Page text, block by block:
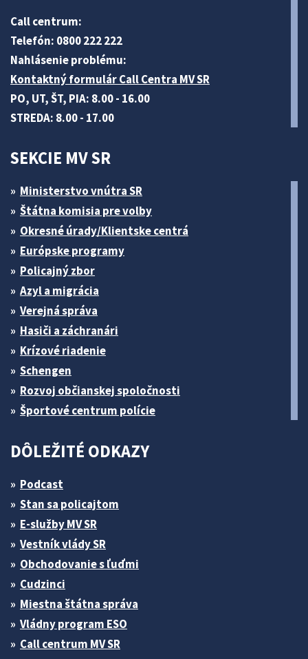
Call centrum:
Telefón: 0800 222 222
Nahlásenie problému:
Kontaktný formulár Call Centra MV SR
PO, UT, ŠT, PIA: 8.00 - 16.00
STREDA: 8.00 - 17.00
SEKCIE MV SR
Ministerstvo vnútra SR
Štátna komisia pre volby
Okresné úrady/Klientske centrá
Európske programy
Policajný zbor
Azyl a migrácia
Verejná správa
Hasiči a záchranári
Krízové riadenie
Schengen
Rozvoj občianskej spoločnosti
Športové centrum polície
DÔLEŽITÉ ODKAZY
Podcast
Stan sa policajtom
E-služby MV SR
Vestník vlády SR
Obchodovanie s ľuďmi
Cudzinci
Miestna štátna správa
Vládny program ESO
Call centrum MV SR